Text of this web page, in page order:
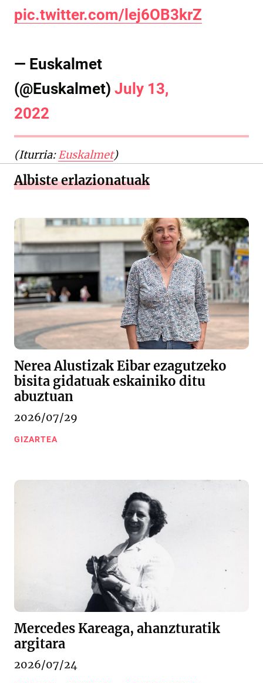
pic.twitter.com/lej6OB3krZ
— Euskalmet
(@Euskalmet) July 13,
2022
(Iturria:Euskalmet)
Albiste erlazionatuak
Nerea Alustizak Eibar ezagutzeko
bisita gidatuak eskainiko ditu
abuztuan
2026/07/29
GIZARTEA
Mercedes Kareaga, ahanzturatik
argitara
2026/07/24